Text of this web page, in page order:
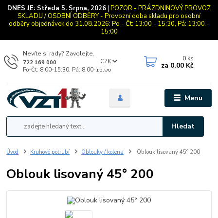
DNES JE: Středa 5. Srpna, 2026| POZOR - PRÁZDNINOVÝ PROVOZ
SKLADU / OSOBNÍ ODBĚRY - Provozní doba skladu pro osobní
odběry objednávek do 31.08.2026: Po - Čt: 13:00 - 15:30, Pá: 13:00 -
15:00
Menu
CZK
Hledat
Nevíte si rady? Zavolejte.
722 169 000
Po-Čt: 8:00-15:30, Pá: 8:00-15:00
0 ks
za 0,00 Kč
Úvod Kruhové potrubí Oblouky / kolena Oblouk lisovaný 45° 200
Oblouk lisovaný 45° 200